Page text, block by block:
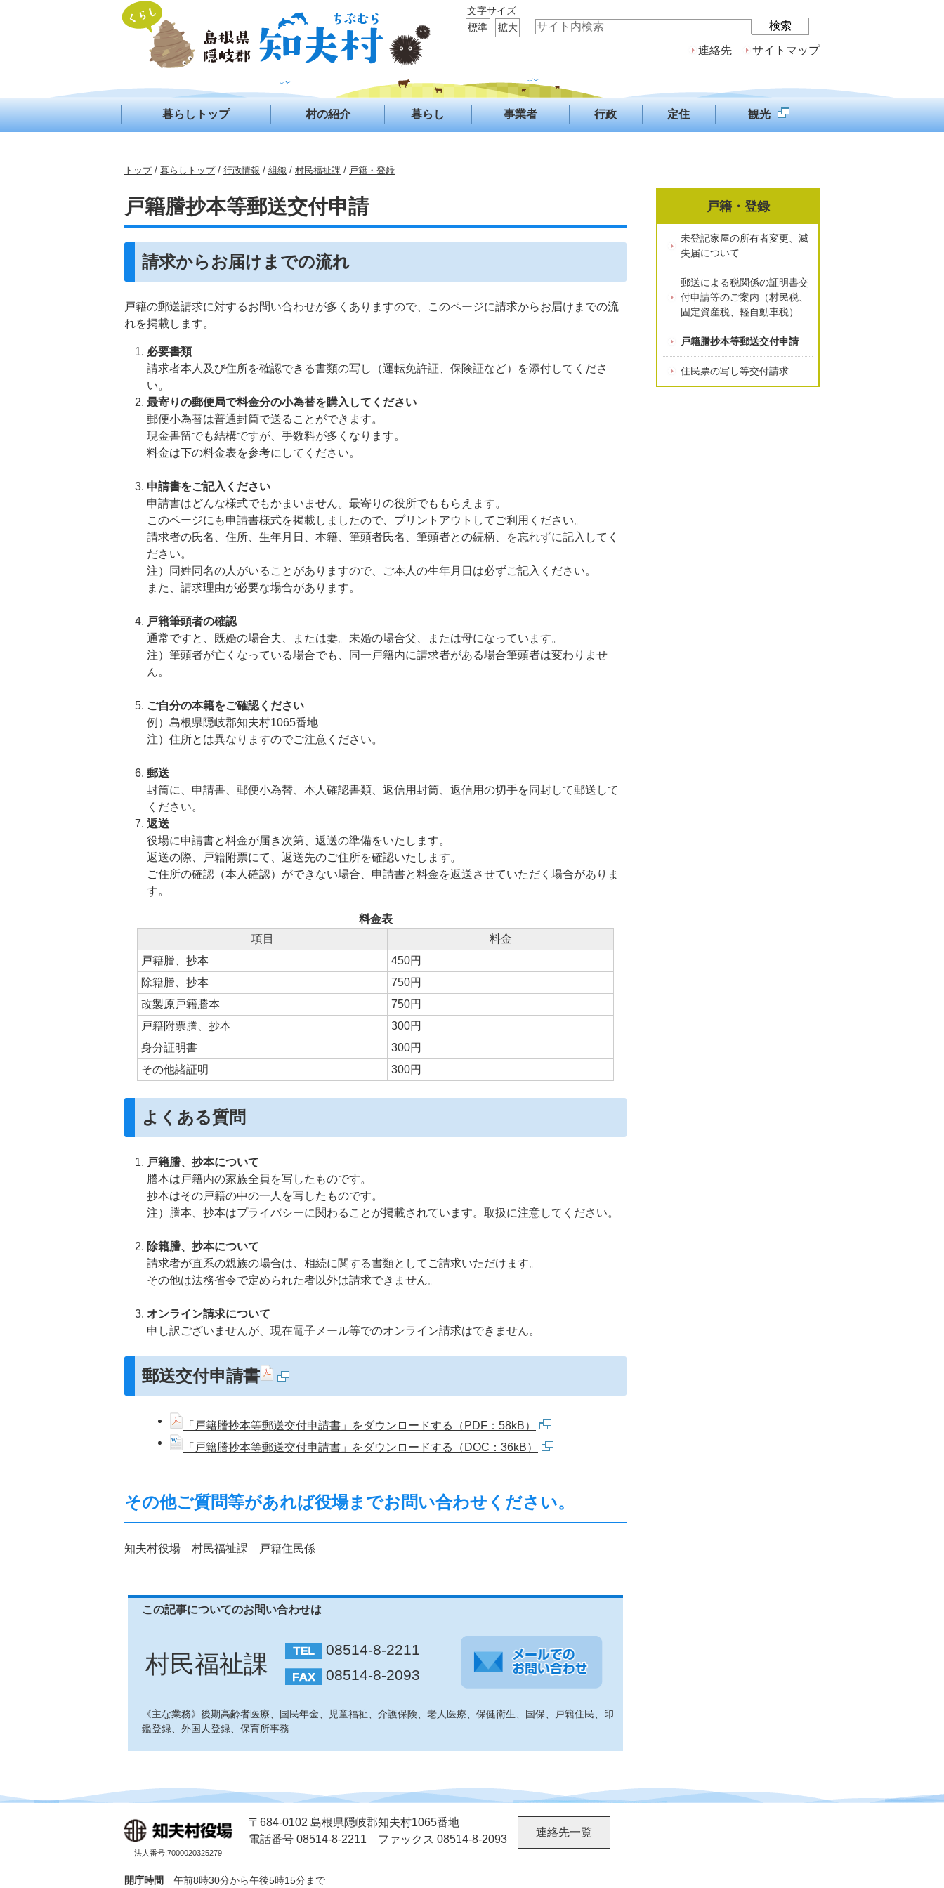
連絡先 サイトマップ
文字サイズ
標準
拡大
暮らしトップ 村の紹介 暮らし 事業者 行政 定住 観光
現
の
位
置：
トップ/ 暮らしトップ/ 行政情報 / 組織 / 村民福祉課 / 戸籍・登録
戸籍謄抄本等郵送交付申請
請求からお届けまでの流れ
戸籍の郵送請求に対するお問い合わせが多くありますので、このページに請求からお届けまでの流
れを掲載します。
必要書類
請求者本人及び住所を確認できる書類の写し（運転免許証、保険証など）を添付してくださ
い。
最寄りの郵便局で料金分の小為替を購入してください
郵便小為替は普通封筒で送ることができます。
現金書留でも結構ですが、手数料が多くなります。
料金は下の料金表を参考にしてください。
申請書をご記入ください
申請書はどんな様式でもかまいません。最寄りの役所でももらえます。
このページにも申請書様式を掲載しましたので、プリントアウトしてご利用ください。
請求者の氏名、住所、生年月日、本籍、筆頭者氏名、筆頭者との続柄、を忘れずに記入してく
ださい。
注）同姓同名の人がいることがありますので、ご本人の生年月日は必ずご記入ください。
また、請求理由が必要な場合があります。
戸籍筆頭者の確認
通常ですと、既婚の場合夫、または妻。未婚の場合父、または母になっています。
注）筆頭者が亡くなっている場合でも、同一戸籍内に請求者がある場合筆頭者は変わりませ
ん。
ご自分の本籍をご確認ください
例）島根県隠岐郡知夫村1065番地
注）住所とは異なりますのでご注意ください。
郵送
封筒に、申請書、郵便小為替、本人確認書類、返信用封筒、返信用の切手を同封して郵送して
ください。
返送
役場に申請書と料金が届き次第、返送の準備をいたします。
返送の際、戸籍附票にて、返送先のご住所を確認いたします。
ご住所の確認（本人確認）ができない場合、申請書と料金を返送させていただく場合がありま
す。
料金表
項目
料金
戸籍謄、抄本
450円
除籍謄、抄本
750円
改製原戸籍謄本
750円
戸籍附票謄、抄本
300円
身分証明書
300円
その他諸証明
300円
よくある質問
戸籍謄、抄本について
謄本は戸籍内の家族全員を写したものです。
抄本はその戸籍の中の一人を写したものです。
注）謄本、抄本はプライバシーに関わることが掲載されています。取扱に注意してください。
除籍謄、抄本について
請求者が直系の親族の場合は、相続に関する書類としてご請求いただけます。
その他は法務省令で定められた者以外は請求できません。
オンライン請求について
申し訳ございませんが、現在電子メール等でのオンライン請求はできません。
郵送交付申請書
「戸籍謄抄本等郵送交付申請書」をダウンロードする（PDF：58kB）
「戸籍謄抄本等郵送交付申請書」をダウンロードする（DOC：36kB）
その他ご質問等があれば役場までお問い合わせください。
知夫村役場 村民福祉課 戸籍住民係
この記事についてのお問い合わせは
村民福祉課
08514-8-2211
08514-8-2093
《主な業務》後期高齢者医療、国民年金、児童福祉、介護保険、老人医療、保健衛生、国保、戸籍住民、印
鑑登録、外国人登録、保育所事務
戸籍・登録
未登記家屋の所有者変更、滅
失届について
郵送による税関係の証明書交
付申請等のご案内（村民税、
固定資産税、軽自動車税）
戸籍謄抄本等郵送交付申請
住民票の写し等交付請求
法人番号:7000020325279
〒684-0102 島根県隠岐郡知夫村1065番地
電話番号 08514-8-2211 ファックス 08514-8-2093
連絡先一覧
開庁時間 午前8時30分から午後5時15分まで